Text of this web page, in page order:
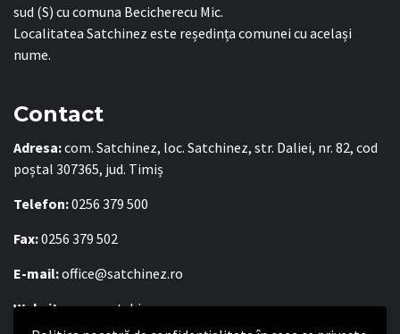
sud (S) cu comuna Becicherecu Mic.
Localitatea Satchinez este reședința comunei cu același
nume.
Contact
Adresa:com. Satchinez, loc. Satchinez, str. Daliei, nr. 82, cod
poștal 307365, jud. Timiș
Telefon:0256 379 500
Fax:0256 379 502
E-mail:office@satchinez.ro
Website:www.satchinez.ro